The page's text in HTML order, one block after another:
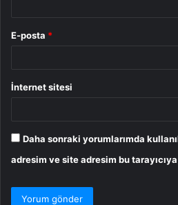
E-posta *
İnternet sitesi
Daha sonraki yorumlarımda
adresim ve site adresim bu